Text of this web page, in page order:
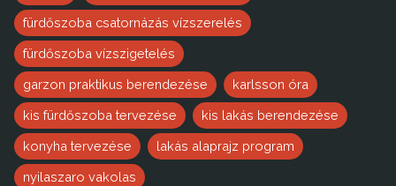
fürdőszoba csatornázás vízszerelés
fürdőszoba vízszigetelés
garzon praktikus berendezése karlsson óra
kis fürdőszoba tervezése kis lakás berendezése
konyha tervezése lakás alaprajz program
nyilaszaro vakolas